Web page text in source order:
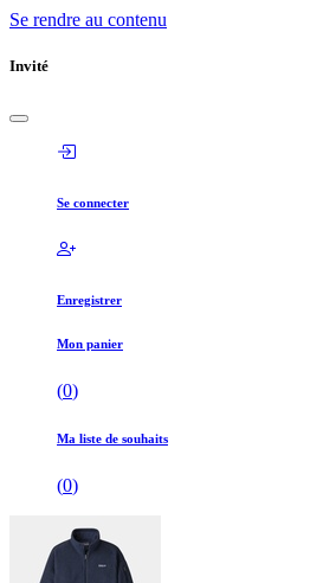
Se rendre au contenu
Invité
Se connecter
Enregistrer
Mon panier
(0)
Ma liste de souhaits
(0)